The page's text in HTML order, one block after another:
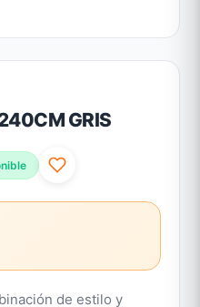
GRIS
de estilo y